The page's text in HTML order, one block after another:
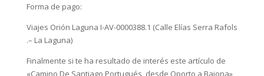
Forma de pago:
Viajes Orión Laguna I-AV-0000388.1 (Calle Elías Serra Rafols
.– La Laguna)
Finalmente si te ha resultado de interés este artículo de
«Camino De Santiago Portugués, desde Oporto a Baiona»,